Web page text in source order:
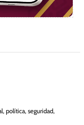
política, seguridad,